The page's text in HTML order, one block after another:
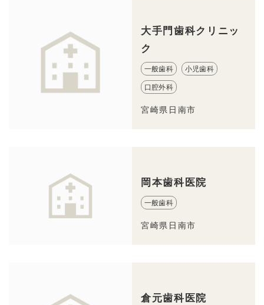
大手門歯科クリニッ
ク
一般歯科 小児歯科
口腔外科
宮崎県日南市
岡本歯科医院
一般歯科
宮崎県日南市
倉元歯科医院